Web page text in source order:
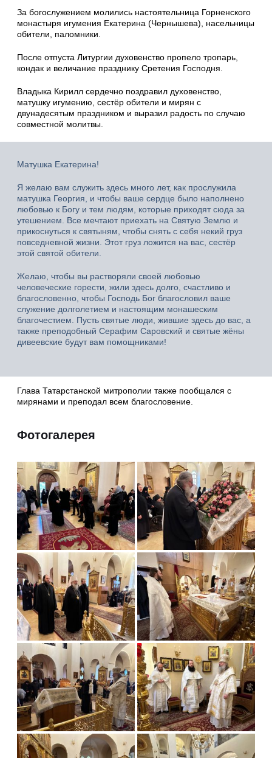
За богослужением молились настоятельница Горненского
монастыря игумения Екатерина (Чернышева), насельницы
обители, паломники.
После отпуста Литургии духовенство пропело тропарь,
кондак и величание празднику Сретения Господня.
Владыка Кирилл сердечно поздравил духовенство,
матушку игумению, сестёр обители и мирян с
двунадесятым праздником и выразил радость по случаю
совместной молитвы.
Матушка Екатерина!
Я желаю вам служить здесь много лет, как прослужила
матушка Георгия, и чтобы ваше сердце было наполнено
любовью к Богу и тем людям, которые приходят сюда за
утешением. Все мечтают приехать на Святую Землю и
прикоснуться к святыням, чтобы снять с себя некий груз
повседневной жизни. Этот груз ложится на вас, сестёр
этой святой обители.
Желаю, чтобы вы растворяли своей любовью
человеческие горести, жили здесь долго, счастливо и
благословенно, чтобы Господь Бог благословил ваше
служение долголетием и настоящим монашеским
благочестием. Пусть святые люди, жившие здесь до вас, а
также преподобный Серафим Саровский и святые жёны
дивеевские будут вам помощниками!
Глава Татарстанской митрополии также пообщался с
мирянами и преподал всем благословение.
Фотогалерея